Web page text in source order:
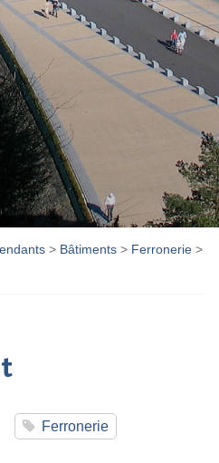
> Bâtiments > Ferronerie >
Ferronerie